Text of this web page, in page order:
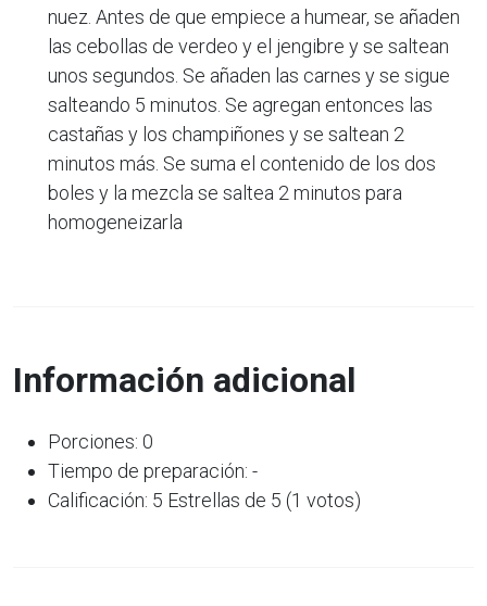
nuez. Antes de que empiece a humear, se añaden
las cebollas de verdeo y el jengibre y se saltean
unos segundos. Se añaden las carnes y se sigue
salteando 5 minutos. Se agregan entonces las
castañas y los champiñones y se saltean 2
minutos más. Se suma el contenido de los dos
boles y la mezcla se saltea 2 minutos para
homogeneizarla
Información adicional
Porciones: 0
Tiempo de preparación: -
Calificación: 5 Estrellas de 5 (1 votos)